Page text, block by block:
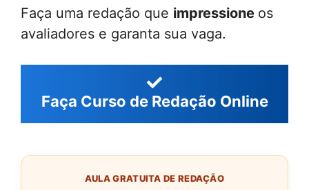
Faça uma redação que impressione os
avaliadores e garanta sua vaga.
Faça Curso de Redação Online
AULA GRATUITA DE REDAÇÃO